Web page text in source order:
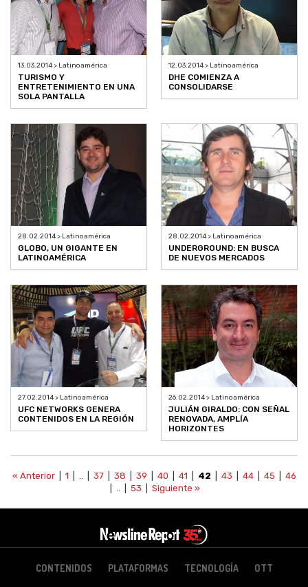
13.03.2014 > Latinoamérica
TURISMO Y
ENTRETENIMIENTO EN UNA
SOLA PANTALLA
12.03.2014 > Latinoamérica
DHE COMIENZA A
CONSOLIDARSE
28.02.2014 > Latinoamérica
GLOBO, UN GIGANTE EN
LATINOAMÉRICA
28.02.2014 > Latinoamérica
UNDERGROUND: EN BUSCA
DE NUEVOS MERCADOS
27.02.2014 > Latinoamérica
UFC NETWORKS GENERA
CONTENIDOS EN LA REGIÓN
26.02.2014 > Latinoamérica
JULIÁN GIRALDO: CON SEÑAL
RENOVADA, AMPLÍA
HORIZONTES
« Anterior| 1 37| 38 39 40 41 42 43 44| 45
46
53 Siguiente »
CONTENIDOS PLATAFORMAS TECNOLOGÍA OTT